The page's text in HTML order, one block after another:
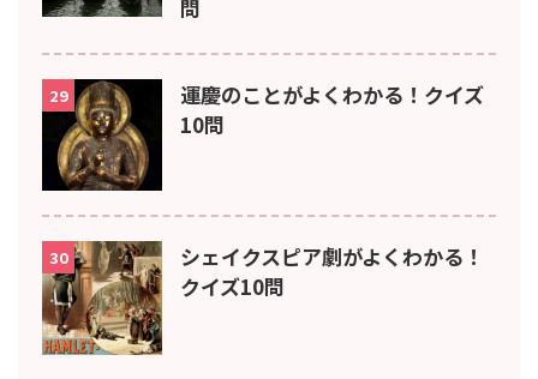
問
29
運慶のことがよくわかる！クイズ
10問
30
シェイクスピア劇がよくわかる！
クイズ10問